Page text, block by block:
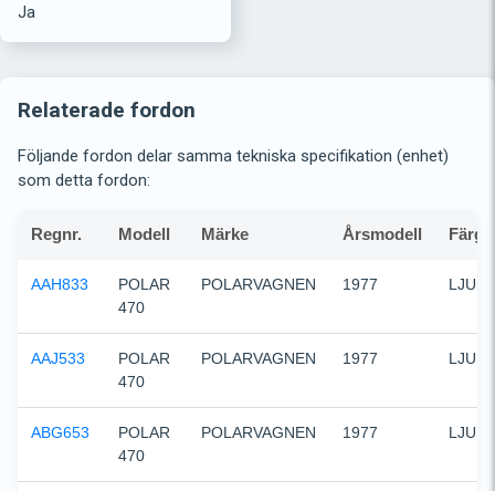
Ja
Relaterade fordon
Följande fordon delar samma tekniska specifikation (enhet)
som detta fordon:
Regnr. Modell Märke Årsmodell Färg
AAH833
POLAR
470
POLARVAGNEN 1977
AAJ533
POLAR
470
POLARVAGNEN 1977
ABG653
POLAR
470
POLARVAGNEN 1977